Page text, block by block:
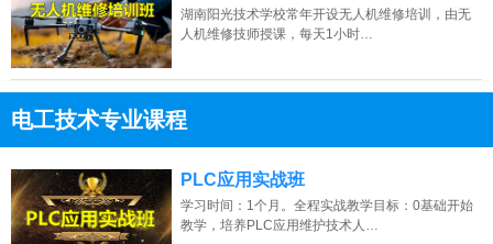
湖南阳光技术学校常年开设无人机维修培训，由无
人机维修技师授课，每天1小时…
电工技术专业课程
点击免费咨询电话： 13807313137
PLC应用实战班
学习时间：1个月。全程实战教学目标：0基础开始
教学，培养PLC应用维护技术人…